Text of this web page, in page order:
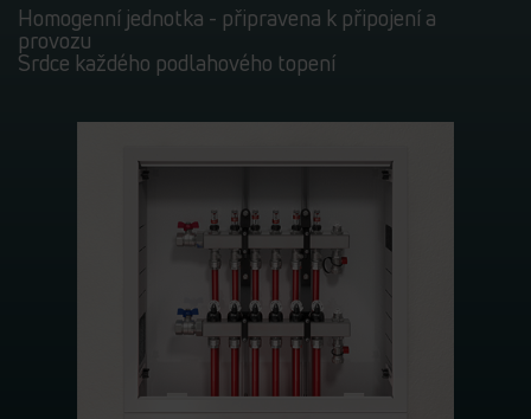
Homogenní jednotka - připravena k připojení a
provozu
Srdce každého podlahového topení